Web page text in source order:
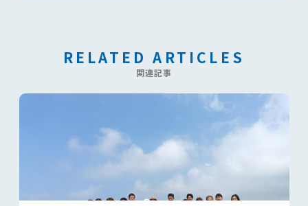
RELATED ARTICLES
関連記事